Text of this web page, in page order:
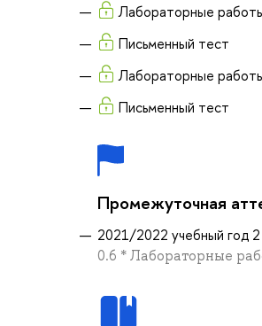
Лабораторные
Письменный тест
Лабораторные
Письменный тест
Промежуточная
2021/2022 учебный год
0.6 * Лабораторные